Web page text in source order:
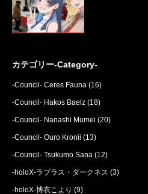
カテゴリー-Category-
-Council- Ceres Fauna (16)
-Council- Hakos Baelz (18)
-Council- Nanashi Mumei (20)
-Council- Ouro Kronii (13)
-Council- Tsukumo Sana (12)
-holoX-ラプラス・ダークネス (3)
-holoX-博衣こより (9)